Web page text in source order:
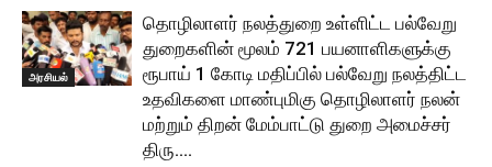
அரசியல்
தொழிலாளர் நலத்துறை உள்ளிட்ட பல்வேறு
துறைகளின் மூலம் 721 பயனாளிகளுக்கு
ரூபாய் 1 கோடி மதிப்பில் பல்வேறு நலத்திட்ட
உதவிகளை மாண்புமிகு தொழிலாளர் நலன்
மற்றும் திறன் மேம்பாட்டு துறை அமைச்சர்
திரு....